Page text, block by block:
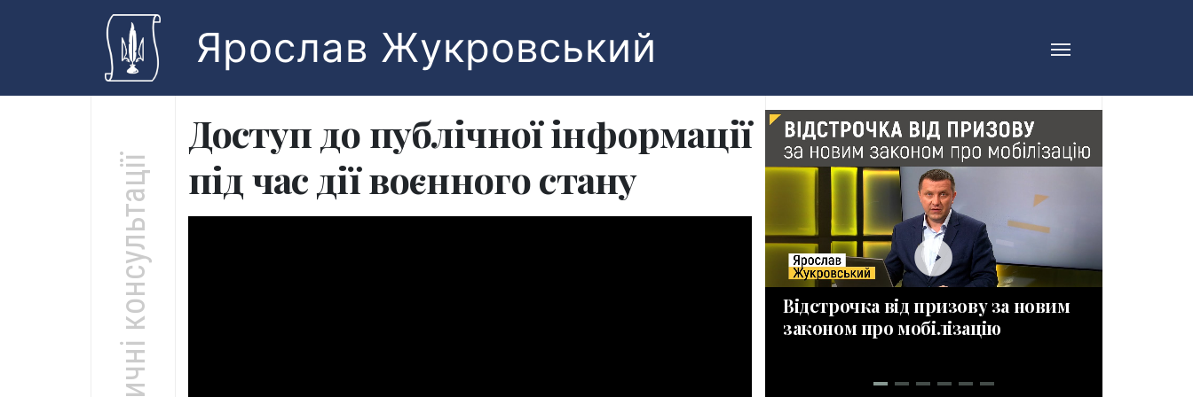
Skip to main content
Ярослав Жукровський
Юридичні консультації
Доступ до публічної інформації
під час дії воєнного стану
Відстрочка від призову за новим
законом про мобілізацію